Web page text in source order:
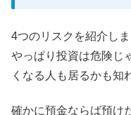
4つのリスクを紹介し
やっぱり投資は危険じ
くなる人も居るかも知
確かに預金ならば預け